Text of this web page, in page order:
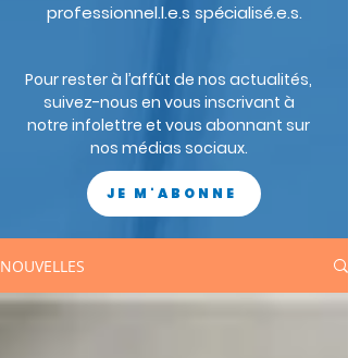
professionnel.l.e.s spécialisé.e.s.
Pour rester à l’affût de nos actualités,
suivez-nous en vous inscrivant à
notre infolettre et vous abonnant sur
nos médias sociaux.
JE M'ABONNE
NOUVELLES